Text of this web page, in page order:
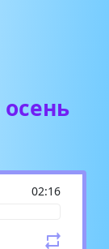
02:16